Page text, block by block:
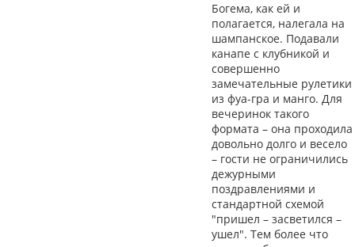
Богема, как ей и
полагается, налегала на
шампанское. Подавали
канапе с клубникой и
совершенно
замечательные рулетики
из фуа-гра и манго. Для
вечеринок такого
формата – она проходила
довольно долго и весело
– гости не ограничились
дежурными
поздравлениями и
стандартной схемой
"пришел – засветился –
ушел". Тем более что